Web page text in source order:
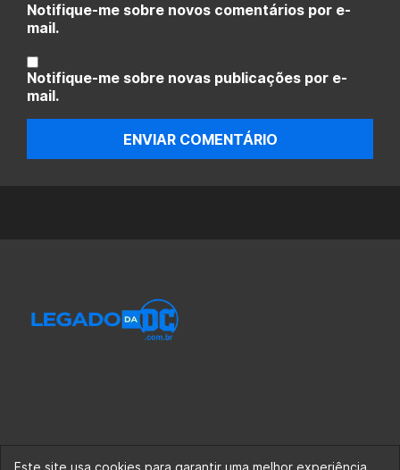
Notifique-me sobre novos comentários por e-
mail.
Notifique-me sobre novas publicações por e-
mail.
ENVIAR COMENTÁRIO
Este site usa cookies para garantir uma melhor experiência.